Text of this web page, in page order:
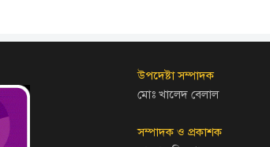
উপদেষ্টা সম্পাদক
মোঃ খালেদ বেলাল
সম্পাদক ও প্রকাশক